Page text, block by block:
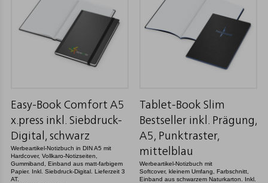
Easy-Book Comfort A5
x.press inkl. Siebdruck-
Digital, schwarz
Werbeartikel-Notizbuch in DIN A5 mit
Hardcover, Vollkaro-Notizseiten,
Gummiband, Einband aus matt-farbigem
Papier. Inkl. Siebdruck-Digital. Lieferzeit 3
AT.
Tablet-Book Slim
Bestseller inkl. Prägung,
A5, Punktraster,
mittelblau
Werbeartikel-Notizbuch mit
Softcover, kleinem Umfang, Farbschnitt,
Einband aus schwarzem Naturkarton. Inkl.